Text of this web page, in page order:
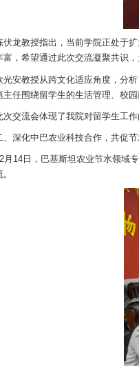
陈伏龙教授指出，当前学院正
丰富，希望通过此次交流凝聚
欧光安教授从跨文化适应角度
惠主任围绕留学生的生活管理
此次交流会体现了我院对留
二、深化中巴农业科技合作，
12月14日，巴基斯坦农业节